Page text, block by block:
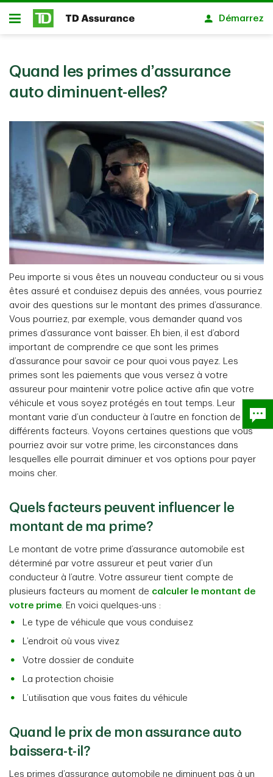
Passer au contenu principal
Ouvert
Démarrez
Quand les primes d’assurance
auto diminuent-elles?
Peu importe si vous êtes un nouveau conducteur ou si vous
êtes assuré et conduisez depuis des années, vous pourriez
avoir des questions sur le montant des primes d’assurance.
Vous pourriez, par exemple, vous demander quand vos
primes d’assurance vont baisser. Eh bien, il est d’abord
important de comprendre ce que sont les primes
d’assurance pour savoir ce pour quoi vous payez. Les
primes sont les paiements que vous versez à votre
assureur pour maintenir votre police active afin que votre
véhicule et vous soyez protégés en tout temps. Leur
montant varie d’un conducteur à l’autre en fonction de
différents facteurs. Voyons certaines questions que vous
pourriez avoir sur votre prime, les circonstances dans
lesquelles elle pourrait diminuer et vos options pour payer
moins cher.
Quels facteurs peuvent influencer le
montant de ma prime?
Le montant de votre prime d’assurance automobile est
déterminé par votre assureur et peut varier d’un
conducteur à l’autre. Votre assureur tient compte de
plusieurs facteurs au moment de calculer le montant de
votre prime. En voici quelques-uns :
Le type de véhicule que vous conduisez
L’endroit où vous vivez
Votre dossier de conduite
La protection choisie
L’utilisation que vous faites du véhicule
Quand le prix de mon assurance auto
baissera-t-il?
Les primes d’assurance automobile ne diminuent pas à un